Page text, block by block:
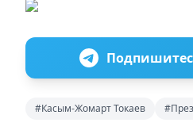
#Касым-Жомарт Токаев